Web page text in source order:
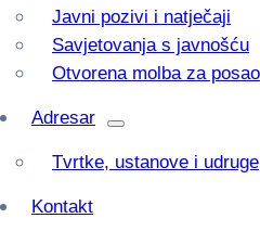
Javni pozivi i natječaji
Savjetovanja s javnošću
Otvorena molba za posao
Adresar
Tvrtke, ustanove i udruge
Kontakt